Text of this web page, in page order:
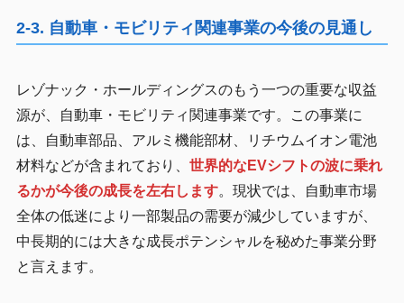
2-3. 自動車・モビリティ関連事業の今後の見通し
レゾナック・ホールディングスのもう一つの重要な収益
源が、自動車・モビリティ関連事業です。この事業に
は、自動車部品、アルミ機能部材、リチウムイオン電池
材料などが含まれており、 世界的なEVシフトの波に乗れ
るかが今後の成長を左右します。現状では、自動車市場
全体の低迷により一部製品の需要が減少していますが、
中長期的には大きな成長ポテンシャルを秘めた事業分野
と言えます。